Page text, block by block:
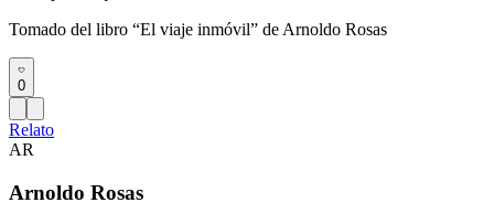
Tomado del libro “El viaje inmóvil” de Arnoldo Rosas
0
Relato
AR
Arnoldo Rosas